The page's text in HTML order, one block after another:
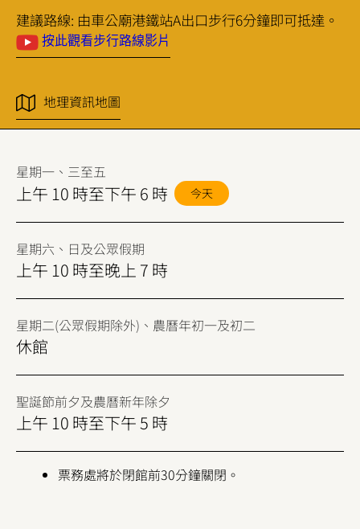
和
位
建議路線: 由車公廟港鐵站A出口步行6分鐘即可抵達。
按此觀看步行路線影片
地理資訊地圖
星期一、三至五
上午 10 時至下午 6 時 今天
星期六、日及公眾假期
上午 10 時至晚上 7 時
星期二(公眾假期除外)、農曆年初一及初二
休館
聖誕節前夕及農曆新年除夕
上午 10 時至下午 5 時
票務處將於閉館前30分鐘關閉。